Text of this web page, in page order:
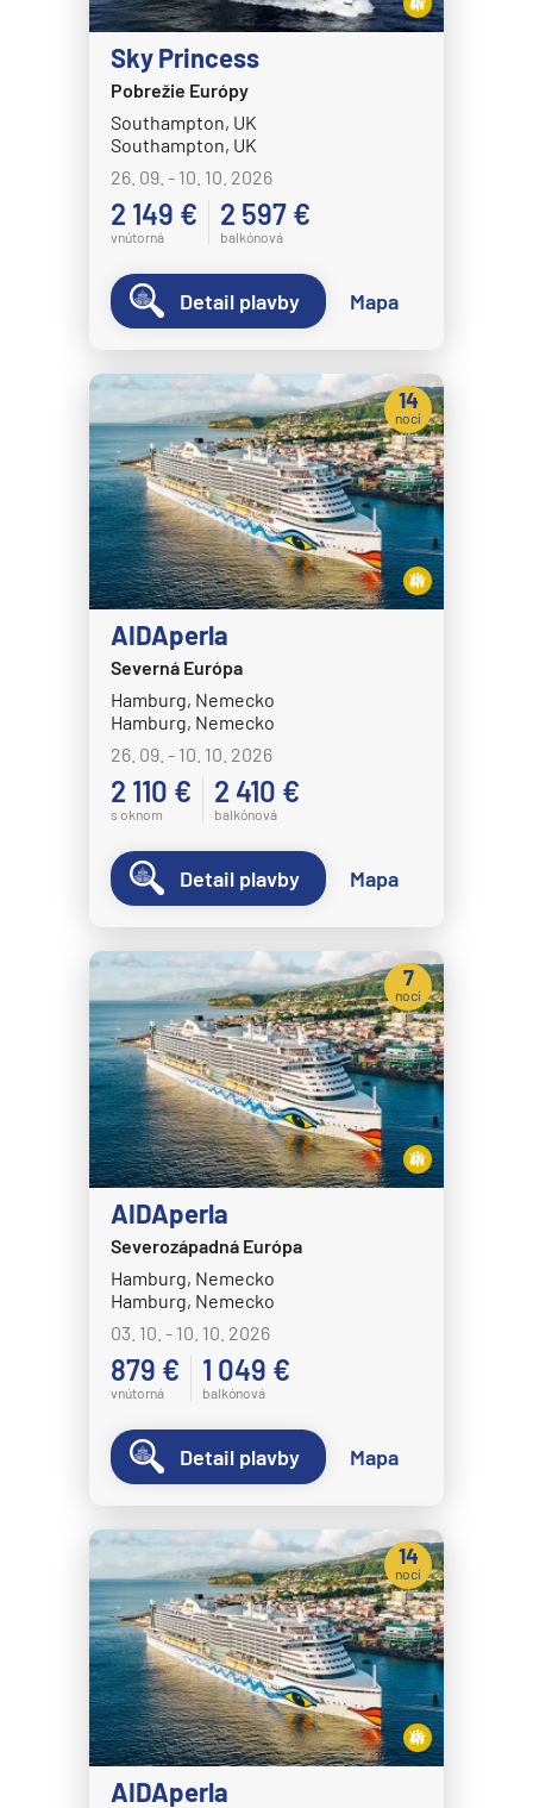
Sky Princess
Pobrežie Európy
Southampton, UK
Southampton, UK
26. 09. - 10. 10. 2026
2 149 €
vnútorná
2 597 €
balkónová
Detail plavby Mapa
AIDAperla
Severná Európa
Hamburg, Nemecko
Hamburg, Nemecko
26. 09. - 10. 10. 2026
2 110 €
s oknom
2 410 €
balkónová
14
nocí
Detail plavby Mapa
AIDAperla
Severozápadná Európa
Hamburg, Nemecko
Hamburg, Nemecko
03. 10. - 10. 10. 2026
879 €
vnútorná
1 049 €
balkónová
7
nocí
Detail plavby Mapa
AIDAperla
14
nocí